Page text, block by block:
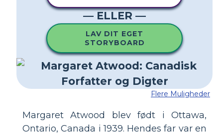
— ELLER —
LAV DIT EGET
STORYBOARD
Flere Muligheder
Margaret Atwood blev født i Ottawa,
Ontario, Canada i 1939. Hendes far var en